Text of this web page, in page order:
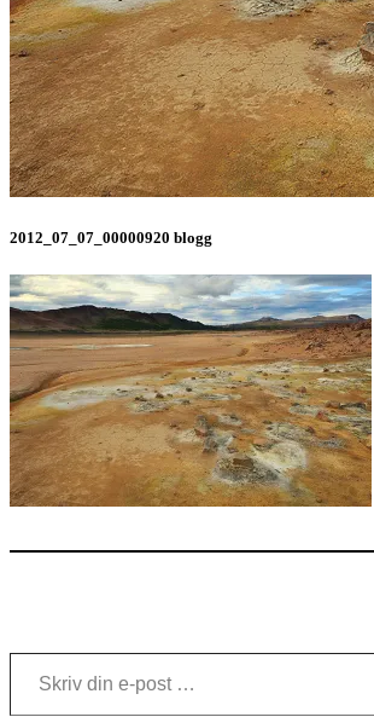
2012_07_07_00000920 blogg
Skriv din e-post …